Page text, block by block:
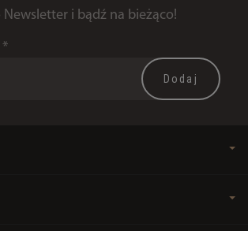
Newsletter i bądź na bieżąco!
*